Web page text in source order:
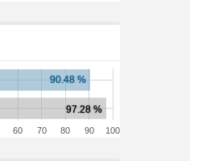
60 70 80 90 100